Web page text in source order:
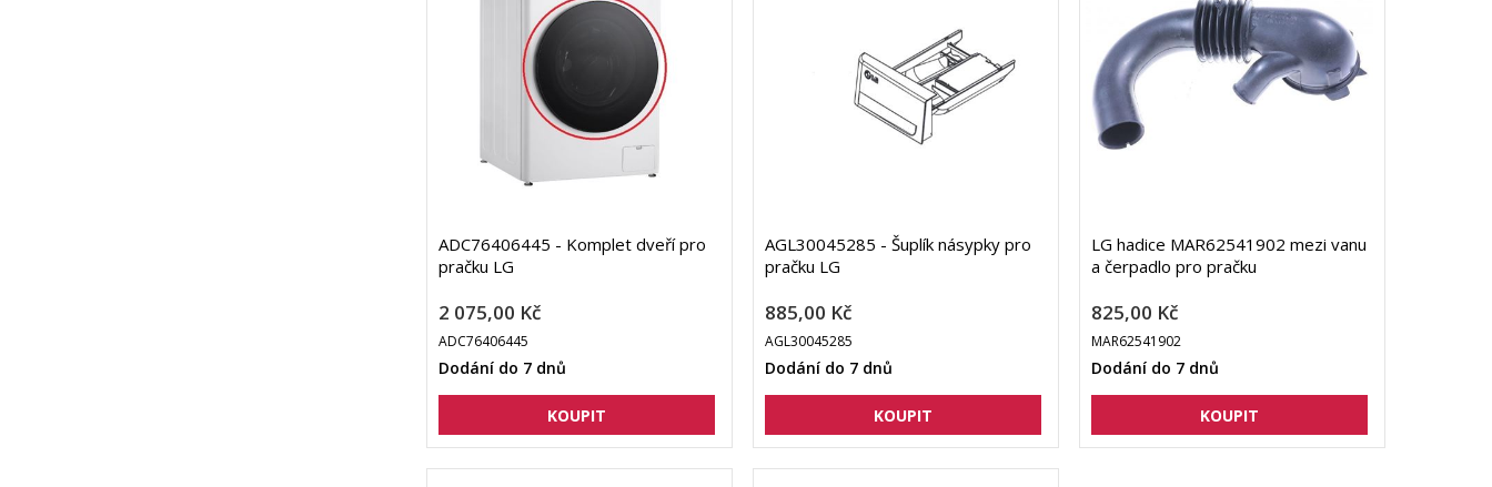
ADC76406445 - Komplet dveří pro
pračku LG
2 075,00 Kč
ADC76406445
Dodání do 7 dnů
AGL30045285 - Šuplík násypky pro
pračku LG
885,00 Kč
AGL30045285
Dodání do 7 dnů
LG hadice MAR62541902 mezi vanu
a čerpadlo pro pračku
825,00 Kč
MAR62541902
Dodání do 7 dnů